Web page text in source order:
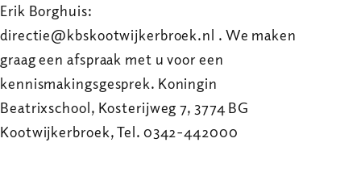
Erik Borghuis:
directie@kbskootwijkerbroek.nl . We maken
graag een afspraak met u voor een
kennismakingsgesprek. Koningin
Beatrixschool, Kosterijweg 7, 3774 BG
Kootwijkerbroek, Tel. 0342-442000